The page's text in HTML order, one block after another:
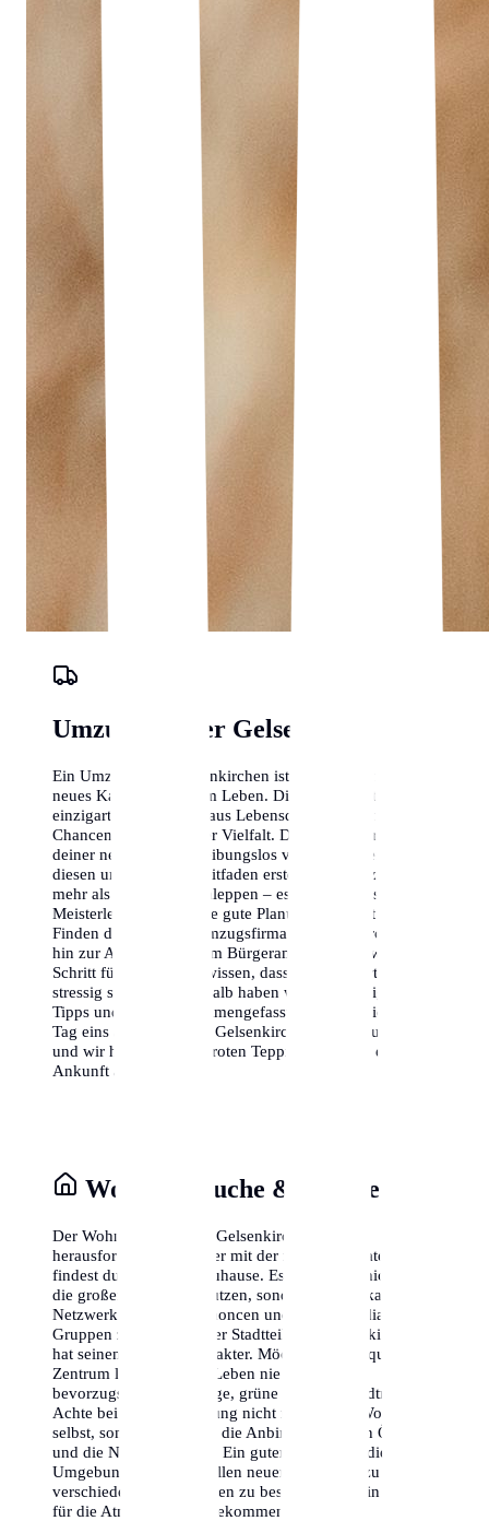
Umzugs-Planer Gelsenkirchen
Ein Umzug nach Gelsenkirchen ist ein aufregendes
neues Kapitel in deinem Leben. Die Stadt bietet eine
einzigartige Mischung aus Lebensqualität, beruflichen
Chancen und kultureller Vielfalt. Damit der Start in
deiner neuen Heimat reibungslos verläuft, haben wir
diesen umfassenden Leitfaden erstellt. Ein Umzug ist
mehr als nur Kisten schleppen – es ist eine logistische
Meisterleistung, die eine gute Planung erfordert. Vom
Finden der richtigen Umzugsfirma in Gelsenkirchen bis
hin zur Anmeldung beim Bürgeramt begleiten wir dich
Schritt für Schritt. Wir wissen, dass ein Wohnortwechsel
stressig sein kann, deshalb haben wir die wichtigsten
Tipps und Tricks zusammengefasst, damit du dich von
Tag eins an wohlfühlst. Gelsenkirchen wartet auf dich,
und wir helfen dir, den roten Teppich für deine eigene
Ankunft auszurollen.
Wohnungssuche & Stadtteile
Der Wohnungsmarkt in Gelsenkirchen kann
herausfordernd sein, aber mit der richtigen Strategie
findest du dein neues Zuhause. Es lohnt sich, nicht nur
die großen Portale zu nutzen, sondern auch lokale
Netzwerke, Zeitungsannoncen und Social-Media-
Gruppen zu prüfen. Jeder Stadtteil von Gelsenkirchen
hat seinen eigenen Charakter. Möchtest du im quirligen
Zentrum leben, wo das Leben nie schläft, oder
bevorzugst du eine ruhige, grüne Oase am Stadtrand?
Achte bei der Besichtigung nicht nur auf die Wohnung
selbst, sondern auch auf die Anbindung an den ÖPNV
und die Nahversorgung. Ein guter Tipp ist es, die
Umgebung der potenziellen neuen Wohnung zu
verschiedenen Tageszeiten zu besuchen, um ein Gefühl
für die Atmosphäre zu bekommen.